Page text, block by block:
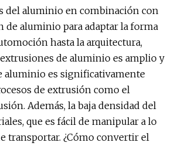
del aluminio en combinación con
aluminio para adaptar la forma
hasta la arquitectura,
de aluminio es amplio y
aluminio es significativamente
de extrusión como el
Además, la baja densidad del
que es fácil de manipular a lo
transportar. ¿Cómo convertir el